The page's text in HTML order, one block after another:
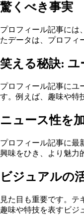
驚くべき事実
プロフィール記事には
たデータは、プロフィ
笑える秘訣: ユ
プロフィール記事にユ
す。例えば、趣味や特
ニュース性を
プロフィール記事に最
興味をひき、より魅力
ビジュアルの
見た目も重要です。
趣味や特技を表すビジ